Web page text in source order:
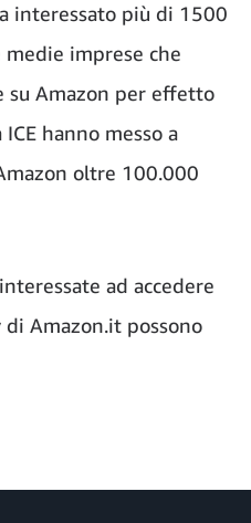
interessato più di 1500
medie imprese che
su Amazon per effetto
hanno messo a
oltre 100.000
ad accedere
Amazon.it possono